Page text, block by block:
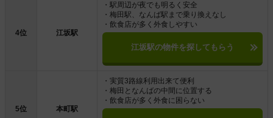
4位 江坂駅
・駅周辺が夜でも明るく安全
・梅田駅、なんば駅まで乗り換えなし
・飲食店が多く外食しやすい
江坂駅の物件を探してもらう
5位 本町駅
・実質3路線利用出来て便利
・梅田となんばの中間に位置する
・飲食店が多く外食に困らない